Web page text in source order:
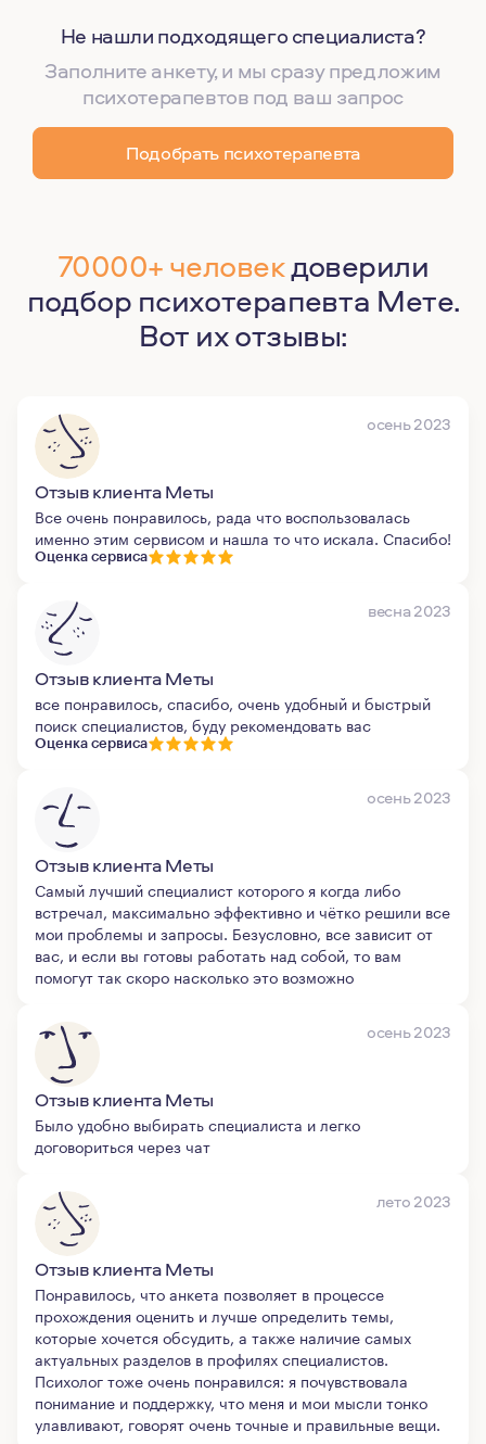
Не нашли подходящего специалиста?
Заполните анкету, и мы сразу предложим
психотерапевтов под ваш запрос
Подобрать психотерапевта
70000+ человекдоверили
подбор психотерапевта Мете.
Вот их отзывы:
осень 2023
Отзыв клиента Меты
Все очень понравилось, рада что воспользовалась
именно этим сервисом и нашла то что искала. Спасибо!
Оценка сервиса
весна 2023
Отзыв клиента Меты
все понравилось, спасибо, очень удобный и быстрый
поиск специалистов, буду рекомендовать вас
Оценка сервиса
осень 2023
Отзыв клиента Меты
Самый лучший специалист которого я когда либо
встречал, максимально эффективно и чётко решили все
мои проблемы и запросы. Безусловно, все зависит от
вас, и если вы готовы работать над собой, то вам
помогут так скоро насколько это возможно
осень 2023
Отзыв клиента Меты
Было удобно выбирать специалиста и легко
договориться через чат
лето 2023
Отзыв клиента Меты
Понравилось, что анкета позволяет в процессе
прохождения оценить и лучше определить темы,
которые хочется обсудить, а также наличие самых
актуальных разделов в профилях специалистов.
Психолог тоже очень понравился: я почувствовала
понимание и поддержку, что меня и мои мысли тонко
улавливают, говорят очень точные и правильные вещи.